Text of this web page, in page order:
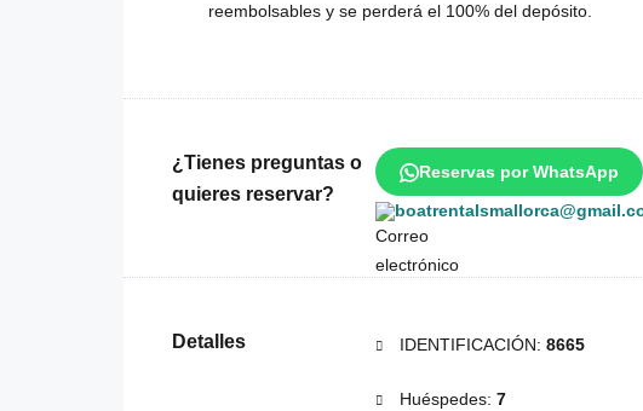
reembolsables y se perderá el 100% del depósito.
¿Tienes preguntas o
quieres reservar?
Reservas por WhatsApp
Detalles IDENTIFICACIÓN: 8665
Huéspedes: 7